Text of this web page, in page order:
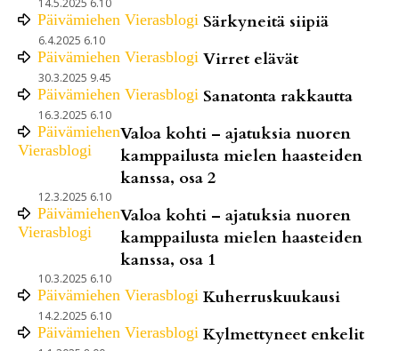
Päivämiehen Vierasblogi Särkyneitä siipiä
6.4.2025 6.10
Päivämiehen Vierasblogi Virret elävät
30.3.2025 9.45
Päivämiehen Vierasblogi Sanatonta rakkautta
16.3.2025 6.10
Päivämiehen
Vierasblogi
Valoa kohti – ajatuksia nuoren
kamppailusta mielen haasteiden
kanssa, osa 2
12.3.2025 6.10
Päivämiehen
Vierasblogi
Valoa kohti – ajatuksia nuoren
kamppailusta mielen haasteiden
kanssa, osa 1
10.3.2025 6.10
Päivämiehen Vierasblogi Kuherruskuukausi
14.2.2025 6.10
Päivämiehen Vierasblogi Kylmettyneet enkelit